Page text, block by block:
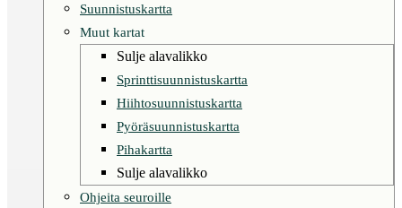
Suunnistuskartta
Muut kartat
Sulje alavalikko
Sprinttisuunnistuskartta
Hiihtosuunnistuskartta
Pyöräsuunnistuskartta
Pihakartta
Sulje alavalikko
Ohjeita seuroille